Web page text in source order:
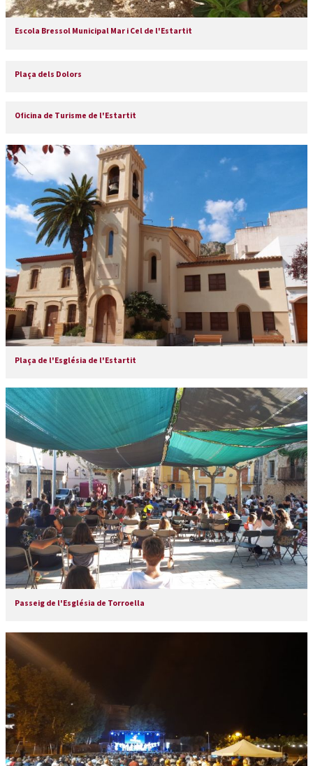
Escola Bressol Municipal Mar i Cel de l'Estartit
Plaça dels Dolors
Oficina de Turisme de l'Estartit
Plaça de l'Església de l'Estartit
Passeig de l'Església de Torroella